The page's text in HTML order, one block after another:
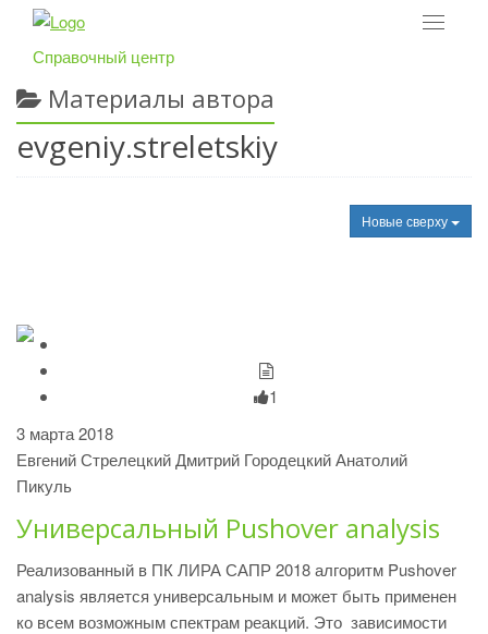
Toggle
Справочный центр
Материалы автора
evgeniy.streletskiy
Новые сверху
1
3 марта 2018
Евгений СтрелецкийДмитрий ГородецкийАнатолий
Пикуль
Универсальный Pushover analysis
Реализованный в ПК ЛИРА САПР 2018 алгоритм Pushover
analysis является универсальным и может быть применен
ко всем возможным спектрам реакций. Это зависимости